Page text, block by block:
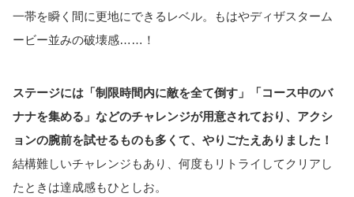
一帯を瞬く間に更地にできるレベル。もはやディザスターム
ービー並みの破壊感……！
ステージには「制限時間内に敵を全て倒す」「コース中のバ
ナナを集める」などのチャレンジが用意されており、アクシ
ョンの腕前を試せるものも多くて、やりごたえありました！
結構難しいチャレンジもあり、何度もリトライしてクリアし
たときは達成感もひとしお。